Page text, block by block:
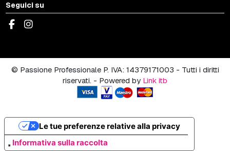
Seguici su
© Passione Professionale P. IVA: 14379171003 - Tutti i diritti
riservati. - Powered by Link itb
Informativa sulla raccolta
Le tue preferenze relative alla privacy